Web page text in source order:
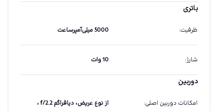
باتری
ظرفیت: 5000 میلی‌آمپرساعت
شارژ: 10 وات
دوربین
امکانات دوربین اصلی: از نوع عریض، دیافراگم f/2.2 ،